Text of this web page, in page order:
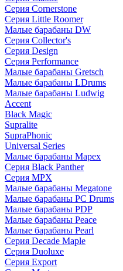
Серия Cornerstone
Серия Little Roomer
Малые барабаны DW
Серия Collector's
Серия Design
Серия Performance
Малые барабаны Gretsch
Малые барабаны LDrums
Малые барабаны Ludwig
Accent
Black Magic
Supralite
SupraPhonic
Universal Series
Малые барабаны Mapex
Серия Black Panther
Серия MPX
Малые барабаны Megatone
Малые барабаны PC Drums
Малые барабаны PDP
Малые барабаны Peace
Малые барабаны Pearl
Серия Decade Maple
Серия Duoluxe
Серия Export